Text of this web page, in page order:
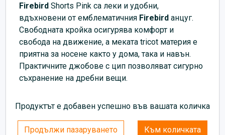
Firebird Shorts Pink са леки и удобни,
вдъхновени от емблематичния Firebird анцуг.
Свободната кройка осигурява комфорт и
свобода на движение, а меката tricot материя е
приятна за носене както у дома, така и навън.
Практичните джобове с цип позволяват сигурно
съхранение на дребни вещи.
Продуктът е добавен успешно във вашата количка
Продължи пазаруването Към количката